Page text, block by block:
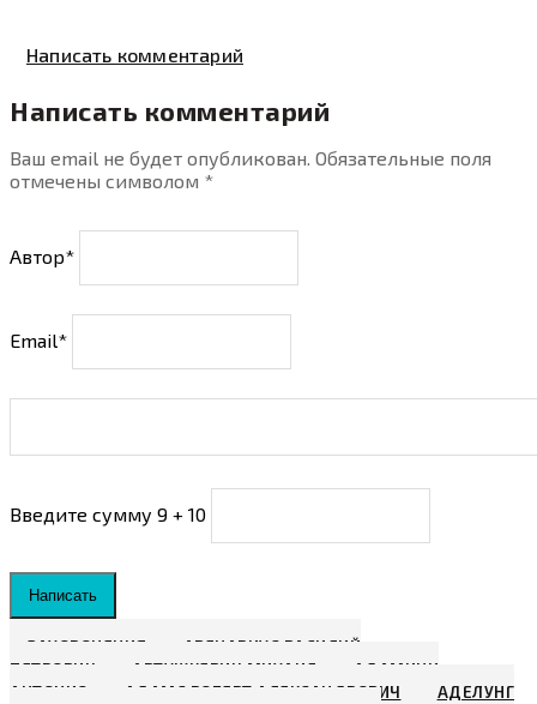
Написать комментарий
Написать комментарий
Ваш email не будет опубликован. Обязательные поля
отмечены символом *
Автор*
Email*
Введите сумму 9 + 10
Написать
ЗАХОРОНЕНИЯ
АВЕНАРИУС ВАСИЛИЙ
ПЕТРОВИЧ
АВТУШКЕВИЧ МИХАИЛ
АДАМИНИ
АНТОНИО
АДАМС РОБЕРТ АЛЕКСАНДРОВИЧ
АДЕЛУНГ